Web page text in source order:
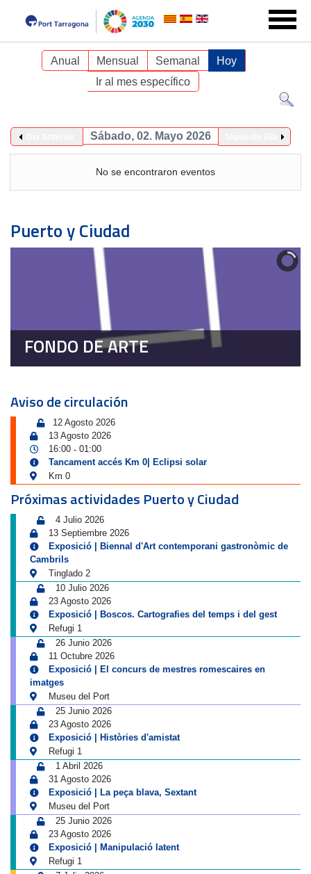
Anual Mensual Semanal
Hoy
Ir al mes específico
Sábado, 02. Mayo 2026
No se encontraron eventos
Puerto y Ciudad
FONDO DE ARTE
Aviso de circulación
12 Agosto 2026
13 Agosto 2026
16:00 - 01:00
Tancament accés Km 0| Eclipsi solar
Km 0
Próximas actividades Puerto y Ciudad
4 Julio 2026
13 Septiembre 2026
Exposició | Biennal d'Art contemporani gastronòmic de
Cambrils
Tinglado 2
10 Julio 2026
23 Agosto 2026
Exposició | Boscos. Cartografies del temps i del gest
Refugi 1
26 Junio 2026
11 Octubre 2026
Exposició | El concurs de mestres romescaires en
imatges
Museu del Port
25 Junio 2026
23 Agosto 2026
Exposició | Històries d'amistat
Refugi 1
1 Abril 2026
31 Agosto 2026
Exposició | La peça blava, Sextant
Museu del Port
25 Junio 2026
23 Agosto 2026
Exposició | Manipulació latent
Refugi 1